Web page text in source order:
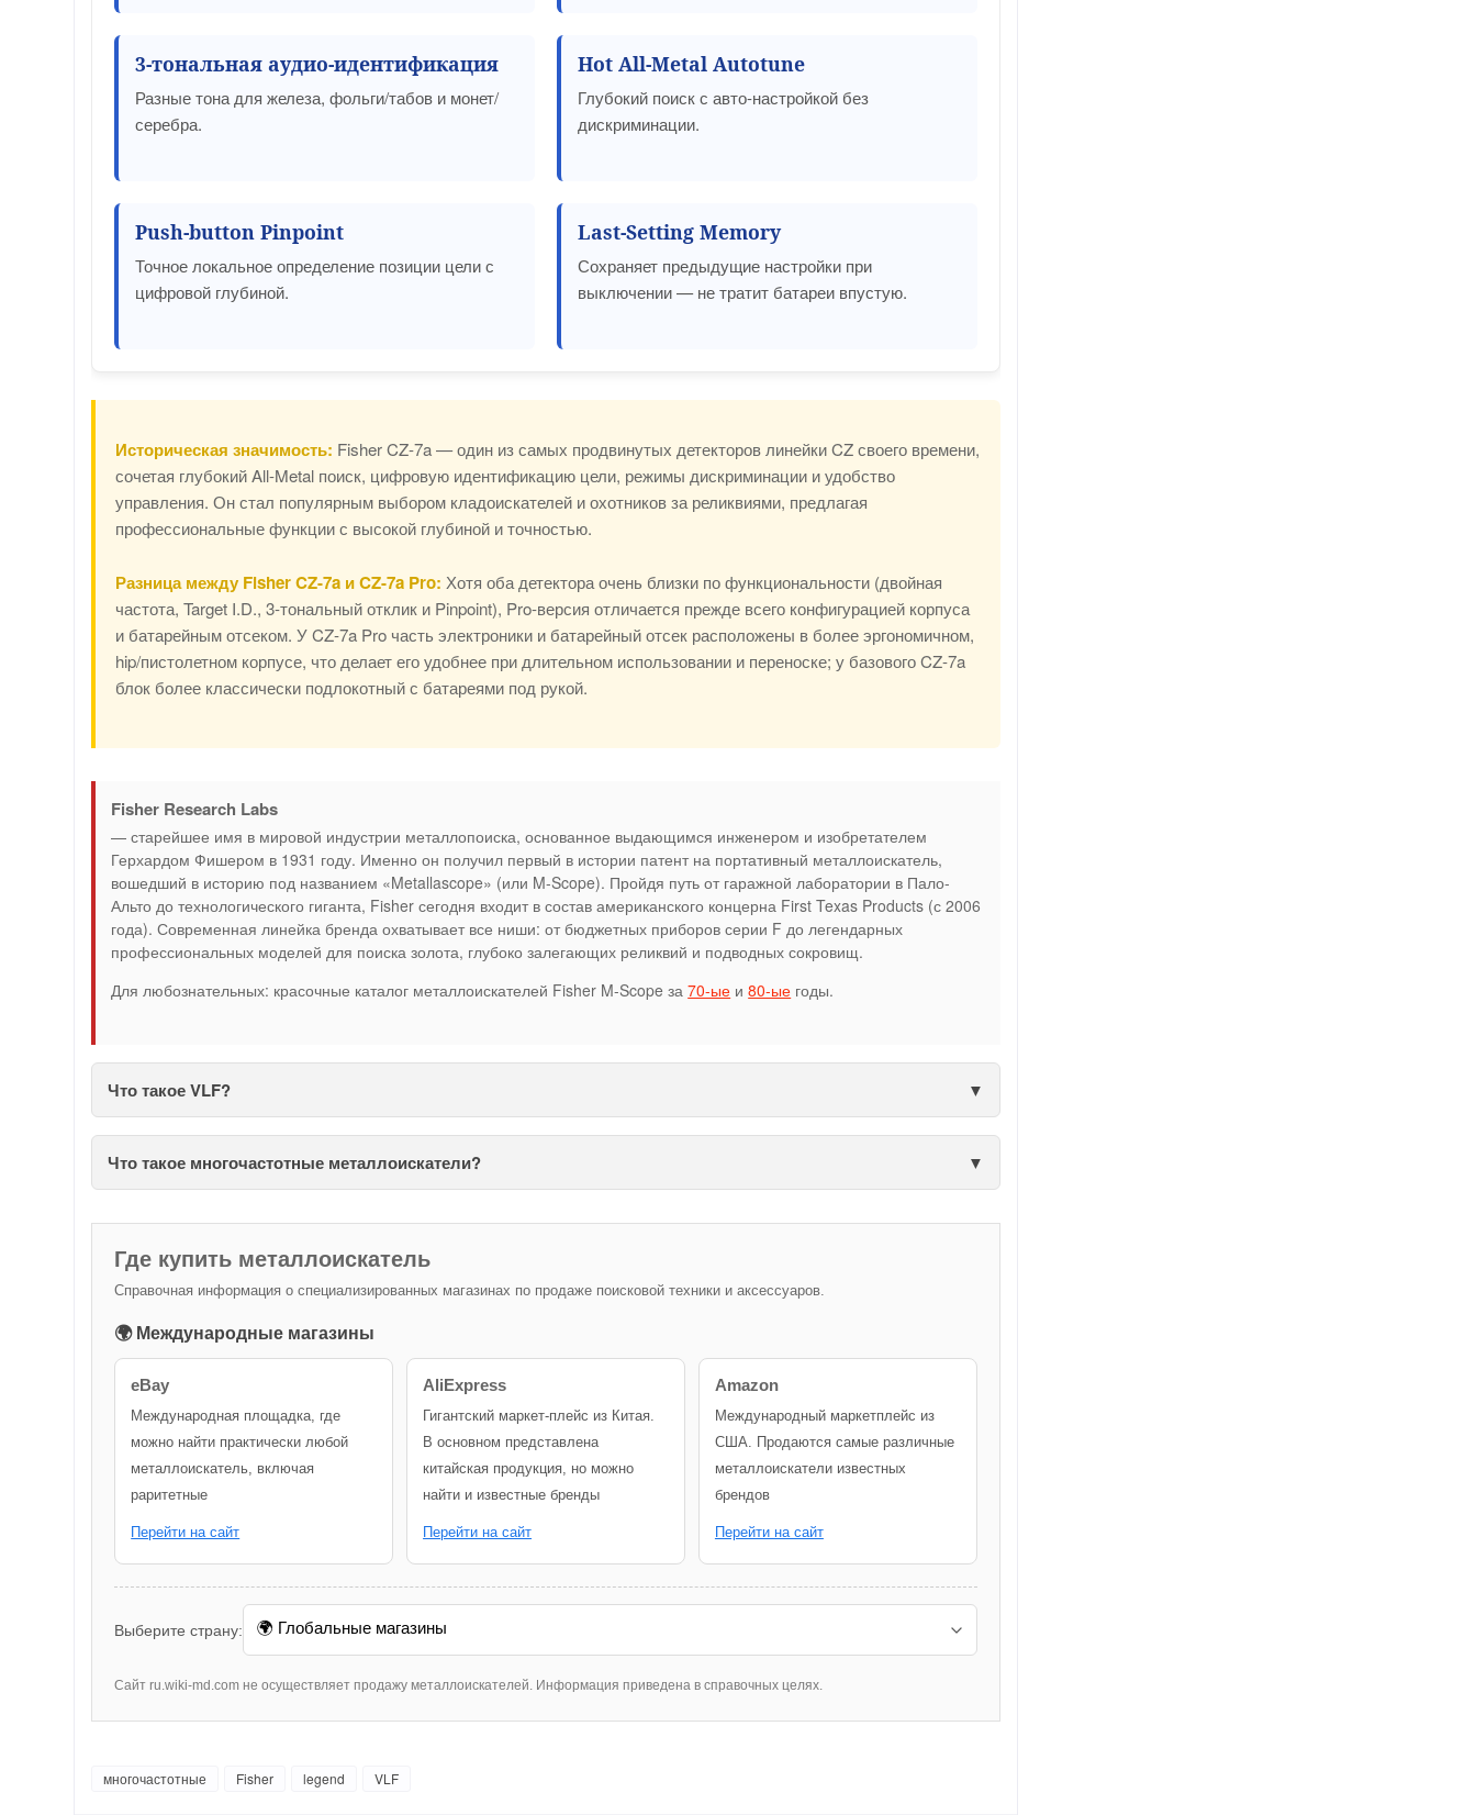
3-тональная аудио-идентификация
Разные тона для железа, фольги/табов и монет/
серебра.
Hot All-Metal Autotune
Глубокий поиск с авто-настройкой без
дискриминации.
Push-button Pinpoint
Точное локальное определение позиции цели с
цифровой глубиной.
Last-Setting Memory
Сохраняет предыдущие настройки при
выключении — не тратит батареи впустую.
Историческая значимость: Fisher CZ-7a — один из самых продвинутых детекторов линейки CZ своего времени,
сочетая глубокий All-Metal поиск, цифровую идентификацию цели, режимы дискриминации и удобство
управления. Он стал популярным выбором кладоискателей и охотников за реликвиями, предлагая
профессиональные функции с высокой глубиной и точностью.
Разница между Fisher CZ-7a и CZ-7a Pro: Хотя оба детектора очень близки по функциональности (двойная
частота, Target I.D., 3-тональный отклик и Pinpoint), Pro-версия отличается прежде всего конфигурацией корпуса
и батарейным отсеком. У CZ-7a Pro часть электроники и батарейный отсек расположены в более эргономичном,
hip/пистолетном корпусе, что делает его удобнее при длительном использовании и переноске; у базового CZ-7a
блок более классически подлокотный с батареями под рукой.
Fisher Research Labs
— старейшее имя в мировой индустрии металлопоиска, основанное выдающимся инженером и изобретателем
Герхардом Фишером в 1931 году. Именно он получил первый в истории патент на портативный металлоискатель,
вошедший в историю под названием «Metallascope» (или M-Scope). Пройдя путь от гаражной лаборатории в Пало-
Альто до технологического гиганта, Fisher сегодня входит в состав американского концерна First Texas Products (с 2006
года). Современная линейка бренда охватывает все ниши: от бюджетных приборов серии F до легендарных
профессиональных моделей для поиска золота, глубоко залегающих реликвий и подводных сокровищ.
Для любознательных: красочные каталог металлоискателей Fisher M-Scope за70-ые и80-ые годы.
Что такое VLF?
Что такое многочастотные металлоискатели?
Где купить металлоискатель
Справочная информация о специализированных магазинах по продаже поисковой техники и аксессуаров.
🌍 Международные магазины
eBay
Международная площадка, где
можно найти практически любой
металлоискатель, включая
раритетные
Перейти на сайт
AliExpress
Гигантский маркет-плейс из Китая.
В основном представлена
китайская продукция, но можно
найти и известные бренды
Перейти на сайт
Amazon
Международный маркетплейс из
США. Продаются самые различные
металлоискатели известных
брендов
Перейти на сайт
Выберите страну:
Сайт ru.wiki-md.com не осуществляет продажу металлоискателей. Информация приведена в справочных целях.
многочастотные Fisher legend VLF